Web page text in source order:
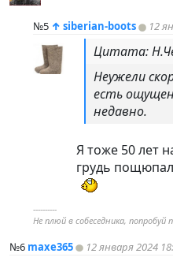
№5 ↑ siberian-boots 12
Цитата:
Неужели
есть
недавно.
Я тоже 50 лет
грудь
----------
Не плюй в собеседника, попробуй
№6 maxe365 12 января 2024